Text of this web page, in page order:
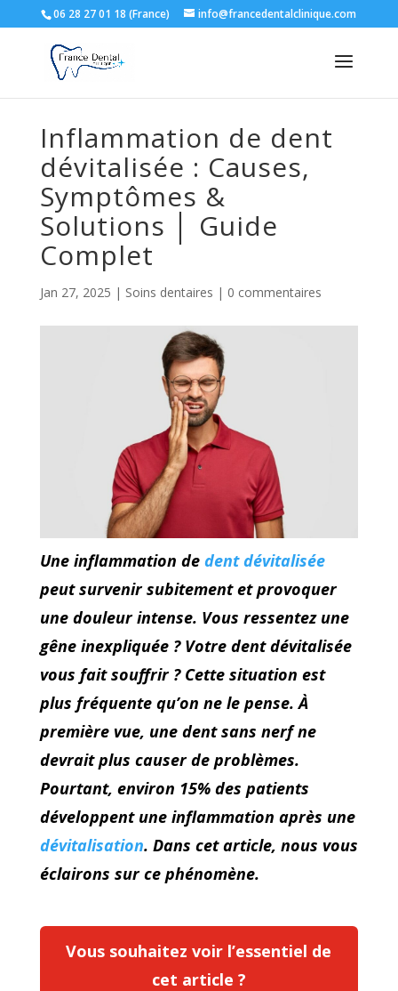
06 28 27 01 18 (France) info@francedentalclinique.com
Inflammation de dent
dévitalisée : Causes,
Symptômes &
Solutions │ Guide
Complet
Jan 27, 2025 | Soins dentaires | 0 commentaires
Une inflammation de dent dévitalisée
peut survenir subitement et provoquer
une douleur intense. Vous ressentez une
gêne inexpliquée ? Votre dent dévitalisée
vous fait souffrir ? Cette situation est
plus fréquente qu’on ne le pense. À
première vue, une dent sans nerf ne
devrait plus causer de problèmes.
Pourtant, environ 15% des patients
développent une inflammation après une
dévitalisation. Dans cet article, nous vous
éclairons sur ce phénomène.
Vous souhaitez voir l’essentiel de
cet article ?